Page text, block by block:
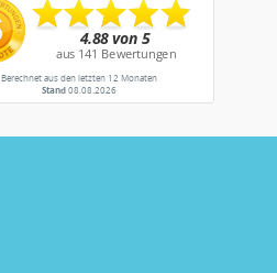
Berechnet aus den letzten 12 Monaten
Stand08.08.2026